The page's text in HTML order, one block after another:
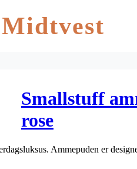
Smallstuff
rose
Ammepuden er